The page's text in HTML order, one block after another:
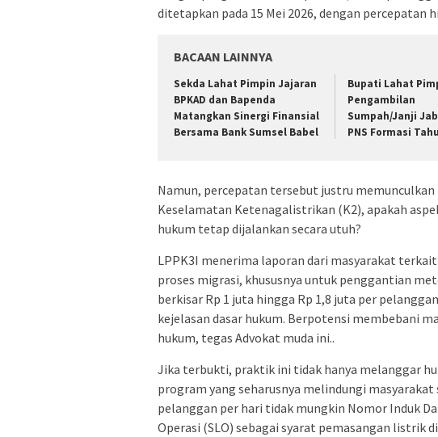
ditetapkan pada 15 Mei 2026, dengan percepatan
BACAAN LAINNYA
Sekda Lahat Pimpin Jajaran
BPKAD dan Bapenda
Matangkan Sinergi Finansial
Bersama Bank Sumsel Babel
Bupati Lahat
Pengambilan
Sumpah/Janji
PNS Formasi
Namun, percepatan tersebut justru
Keselamatan Ketenagalistrikan (K2), apakah
hukum tetap dijalankan secara utuh?
LPPK3I menerima laporan dari masyarakat
proses migrasi, khususnya untuk penggantian
berkisar Rp 1 juta hingga Rp 1,8 juta per
kejelasan dasar hukum. Berpotensi membebani
hukum, tegas Advokat muda ini..
Jika terbukti, praktik ini tidak hanya melanggar
program yang seharusnya melindungi masyarakat
pelanggan per hari tidak mungkin Nomor Induk
Operasi (SLO) sebagai syarat pemasangan listrik